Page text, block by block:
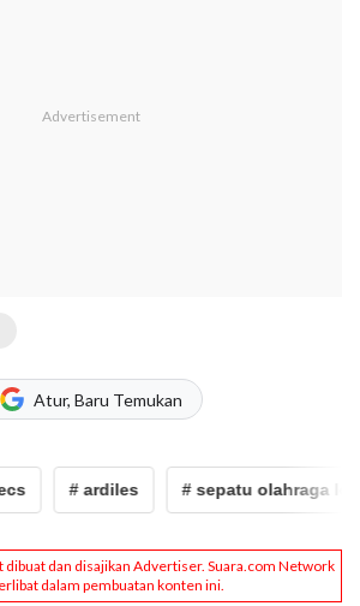
Atur, Baru Temukan
# ardiles # sepatu olahraga lokal